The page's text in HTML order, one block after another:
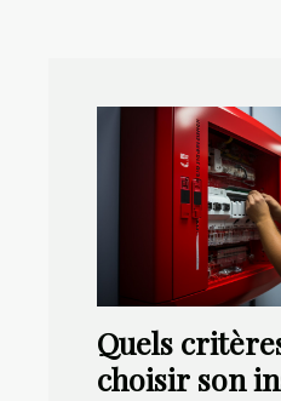
Quels
choisir son